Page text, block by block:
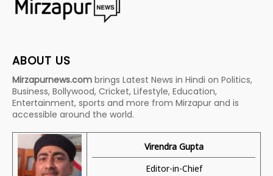
ABOUT US
Mirzapurnews.com brings Latest News in Hindi on Politics,
Business, Bollywood, Cricket, Lifestyle, Education,
Entertainment, sports and more from Mirzapur and is
accessible around the world.
Virendra Gupta
Editor-in-Chief